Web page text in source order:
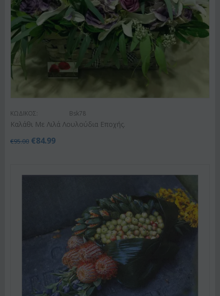
ΚΩΔΙΚΟΣ: Bsk78
Καλάθι Με Λιλά Λουλούδια Εποχής.
€95.00 €84.99